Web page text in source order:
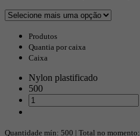
Produtos
Quantia por caixa
Caixa
Nylon plastificado
500
Quantidade mín: 500 | Total no momento: